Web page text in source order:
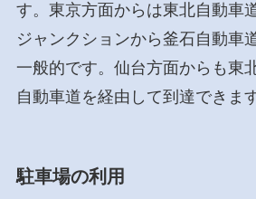
す。東京方面からは東北自動車
ジャンクションから釜石自動車
一般的です。仙台方面からも東
自動車道を経由して到達できます
駐車場の利用